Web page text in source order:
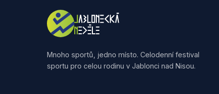
Mnoho sportů, jedno místo. Celodenní festival
sportu pro celou rodinu v Jablonci nad Nisou.